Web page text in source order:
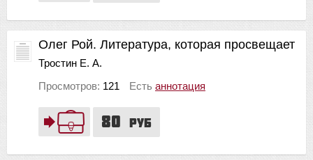
80 руб
Олег Рой. Литература, которая просвещает
Тростин Е. А.
Просмотров: 121 Есть аннотация